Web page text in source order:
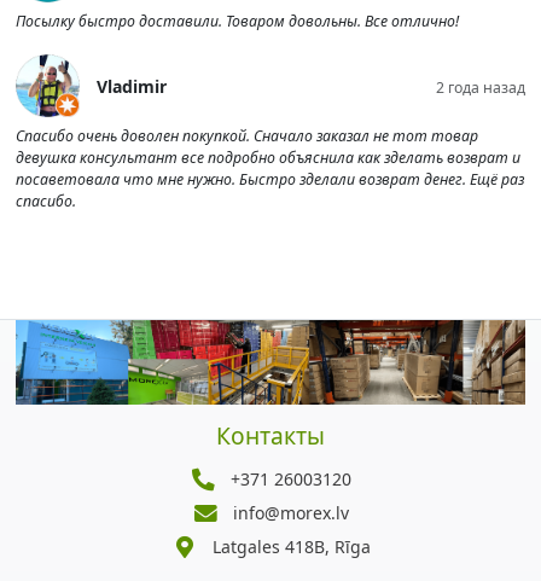
Посылку быстро доставили. Товаром довольны. Все отлично!
Vladimir 2 года назад
Спасибо очень доволен покупкой. Сначало заказал не тот товар
девушка консультант все подробно объяснила как зделать возврат и
посаветовала что мне нужно. Быстро зделали возврат денег. Ещё раз
спасибо.
Контакты
+371 26003120
info@morex.lv
Latgales 418B, Rīga